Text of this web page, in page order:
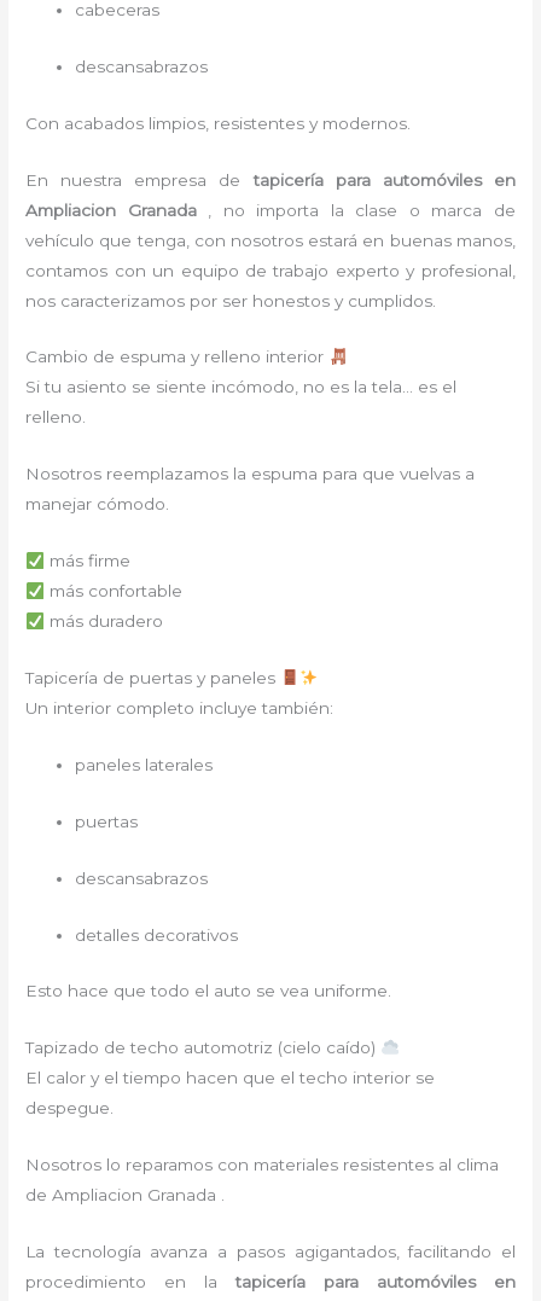
cabeceras
descansabrazos
Con acabados limpios, resistentes y modernos.
En nuestra empresa detapicería para automóviles en
Ampliacion Granada
, no importa la clase o marca de
vehículo que tenga, con nosotros estará en buenas manos,
contamos con un equipo de trabajo experto y profesional,
nos caracterizamos por ser honestos y cumplidos.
Cambio de espuma y relleno interior
Si tu asiento se siente incómodo, no es la tela… es el
relleno.
Nosotros reemplazamos la espuma para que vuelvas a
manejar cómodo.
más firme
más confortable
más duradero
Tapicería de puertas y paneles
Un interior completo incluye también:
paneles laterales
puertas
descansabrazos
detalles decorativos
Esto hace que todo el auto se vea uniforme.
Tapizado de techo automotriz (cielo caído)
El calor y el tiempo hacen que el techo interior se
despegue.
Nosotros lo reparamos con materiales resistentes al clima
de Ampliacion Granada .
La tecnología avanza a pasos agigantados, facilitando el
procedimiento en latapicería para automóviles en